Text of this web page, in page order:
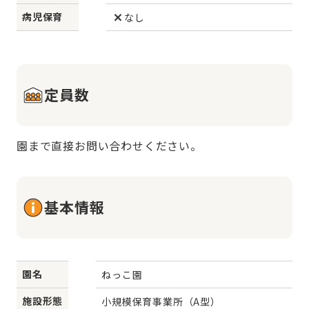
病児保育
なし
定員数
園まで直接お問い合わせください。
基本情報
園名
ねっこ園
施設形態
小規模保育事業所（A型）